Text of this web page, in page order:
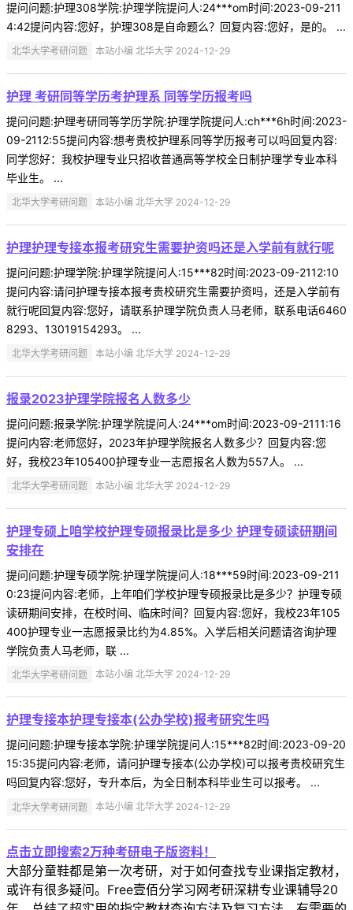
提问问题:护理308学院:护理学院提问人:24***om时间:2023-09-211
4:42提问内容:您好，护理308是自命题么？回复内容:您好，是的。 ...
北华大学考研问题 本站小编 北华大学 2024-12-29
护理 考研同等学历考护理系 同等学历报考吗
提问问题:护理考研同等学历学院:护理学院提问人:ch***6h时间:2023-
09-2112:55提问内容:想考贵校护理系同等学历报考可以吗回复内容:
同学您好：我校护理专业只招收普通高等学校全日制护理学专业本科
毕业生。 ...
北华大学考研问题 本站小编 北华大学 2024-12-29
护理护理专接本报考研究生需要护资吗还是入学前有就行呢
提问问题:护理学院:护理学院提问人:15***82时间:2023-09-2112:10
提问内容:请问护理专接本报考贵校研究生需要护资吗，还是入学前有
就行呢回复内容:您好，请联系护理学院负责人马老师，联系电话6460
8293、13019154293。 ...
北华大学考研问题 本站小编 北华大学 2024-12-29
报录2023护理学院报名人数多少
提问问题:报录学院:护理学院提问人:24***om时间:2023-09-2111:16
提问内容:老师您好，2023年护理学院报名人数多少？回复内容:您
好，我校23年105400护理专业一志愿报名人数为557人。 ...
北华大学考研问题 本站小编 北华大学 2024-12-29
护理专硕上咱学校护理专硕报录比是多少 护理专硕读研期间
安排在
提问问题:护理专硕学院:护理学院提问人:18***59时间:2023-09-211
0:23提问内容:老师，上年咱们学校护理专硕报录比是多少？护理专硕
读研期间安排，在校时间、临床时间？回复内容:您好，我校23年105
400护理专业一志愿报录比约为4.85%。入学后相关问题请咨询护理
学院负责人马老师，联 ...
北华大学考研问题 本站小编 北华大学 2024-12-29
护理专接本护理专接本(公办学校)报考研究生吗
提问问题:护理专接本学院:护理学院提问人:15***82时间:2023-09-20
15:35提问内容:老师，请问护理专接本(公办学校)可以报考贵校研究生
吗回复内容:您好，专升本后，为全日制本科毕业生可以报考。 ...
北华大学考研问题 本站小编 北华大学 2024-12-29
点击立即搜索2万种考研电子版资料！
大部分童鞋都是第一次考研，对于如何查找专业课指定教材，
或许有很多疑问。Free壹佰分学习网考研深耕专业课辅导20